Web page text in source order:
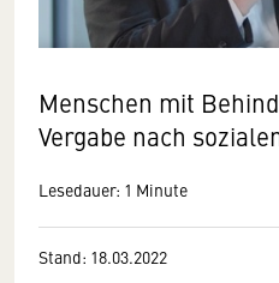
Menschen mit
Vergabe nach
Lesedauer: 1 Minute
Stand: 18.03.2022